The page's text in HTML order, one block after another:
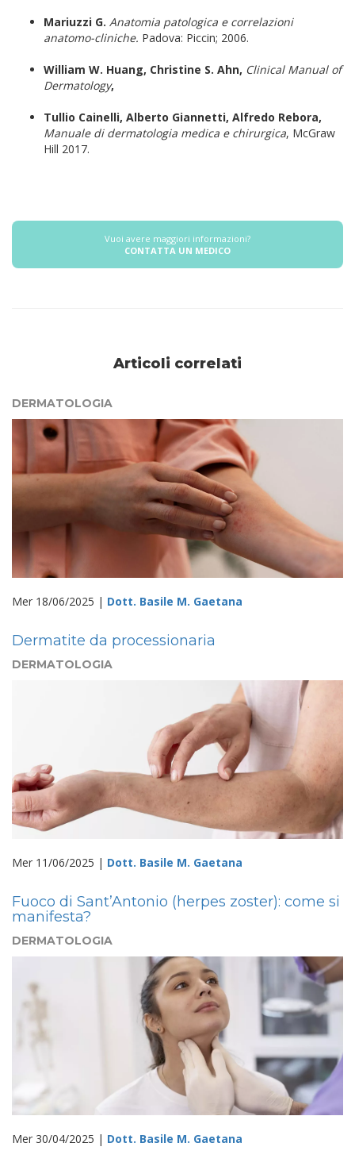
Mariuzzi G. Anatomia patologica e correlazioni
anatomo-cliniche. Padova: Piccin; 2006.
William W. Huang, Christine S. Ahn, Clinical Manual of
Dermatology,
Tullio Cainelli, Alberto Giannetti, Alfredo Rebora,
Manuale di dermatologia medica e chirurgica, McGraw
Hill 2017.
Vuoi avere maggiori informazioni?
CONTATTA UN MEDICO
Articoli correlati
DERMATOLOGIA
Mer 18/06/2025 | Dott. Basile M. Gaetana
Dermatite da processionaria
DERMATOLOGIA
Mer 11/06/2025 | Dott. Basile M. Gaetana
Fuoco di Sant’Antonio (herpes zoster): come si
manifesta?
DERMATOLOGIA
Mer 30/04/2025 | Dott. Basile M. Gaetana